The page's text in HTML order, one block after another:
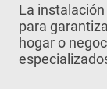
La
para
hogar o